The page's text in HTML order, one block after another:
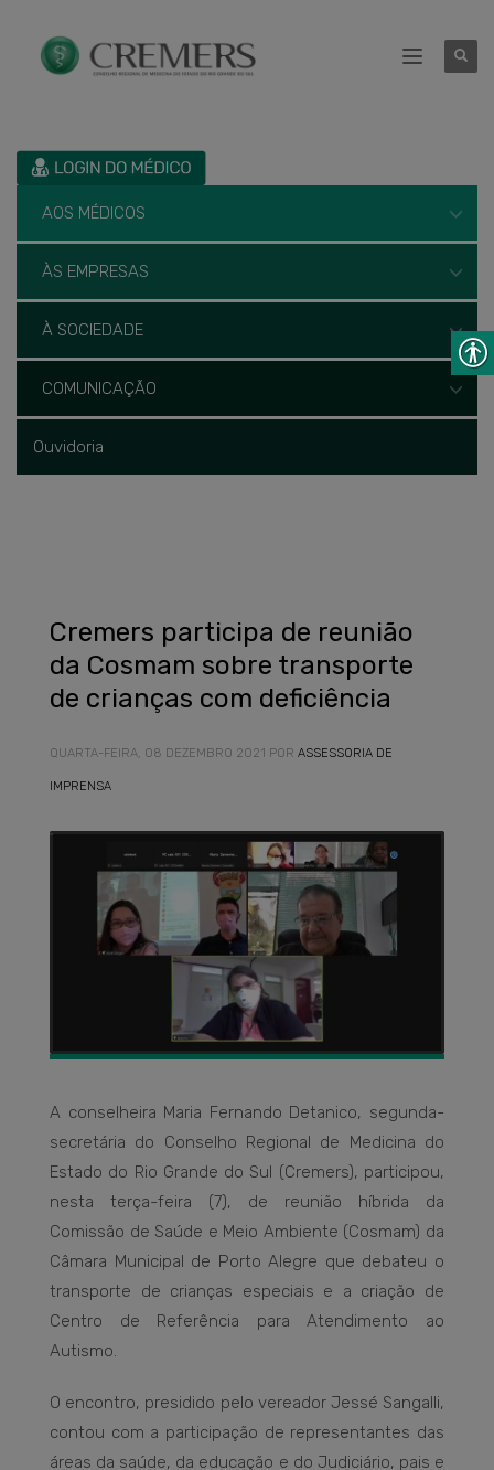
AOS MÉDICOS
ÀS EMPRESAS
À SOCIEDADE
COMUNICAÇÃO
Ouvidoria
Cremers participa de reunião
da Cosmam sobre transporte
de crianças com deficiência
QUARTA-FEIRA, 08 DEZEMBRO 2021 POR ASSESSORIA DE
IMPRENSA
A conselheira Maria Fernando Detanico, segunda-
secretária do Conselho Regional de Medicina do
Estado do Rio Grande do Sul (Cremers), participou,
nesta terça-feira (7), de reunião híbrida da
Comissão de Saúde e Meio Ambiente (Cosmam) da
Câmara Municipal de Porto Alegre que debateu o
transporte de crianças especiais e a criação de
Centro de Referência para Atendimento ao
Autismo.
O encontro, presidido pelo vereador Jessé Sangalli,
contou com a participação de representantes das
áreas da saúde, da educação e do Judiciário, pais e